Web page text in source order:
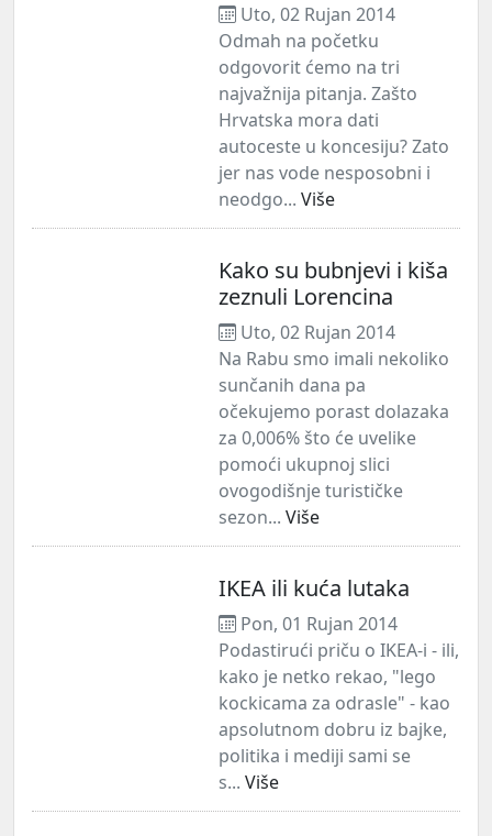
Uto, 02 Rujan 2014
Odmah na početku
odgovorit ćemo na tri
najvažnija pitanja. Zašto
Hrvatska mora dati
autoceste u koncesiju? Zato
jer nas vode nesposobni i
neodgo... Više
Kako su bubnjevi i kiša
zeznuli Lorencina
Uto, 02 Rujan 2014
Na Rabu smo imali nekoliko
sunčanih dana pa
očekujemo porast dolazaka
za 0,006% što će uvelike
pomoći ukupnoj slici
ovogodišnje turističke
sezon... Više
IKEA ili kuća lutaka
Pon, 01 Rujan 2014
Podastirući priču o IKEA-i - ili,
kako je netko rekao, "lego
kockicama za odrasle" - kao
apsolutnom dobru iz bajke,
politika i mediji sami se
s... Više